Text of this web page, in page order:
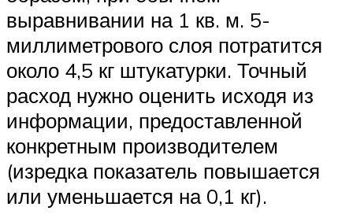
выравнивании на 1 кв. м. 5-
миллиметрового слоя потратится
около 4,5 кг штукатурки. Точный
расход нужно оценить исходя из
информации, предоставленной
конкретным производителем
(изредка показатель повышается
или уменьшается на 0,1 кг).